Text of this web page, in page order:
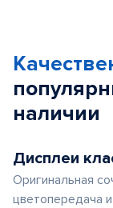
наличии
Дисплеи
Оригинальная
цветопередача